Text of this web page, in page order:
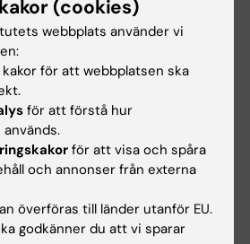
25
(cookies)
webbplats använder vi
kakor för att webbplatsen ska
för att förstå hur
för att visa och spåra
och annonser från externa
överföras till länder utanför EU.
godkänner du att vi sparar